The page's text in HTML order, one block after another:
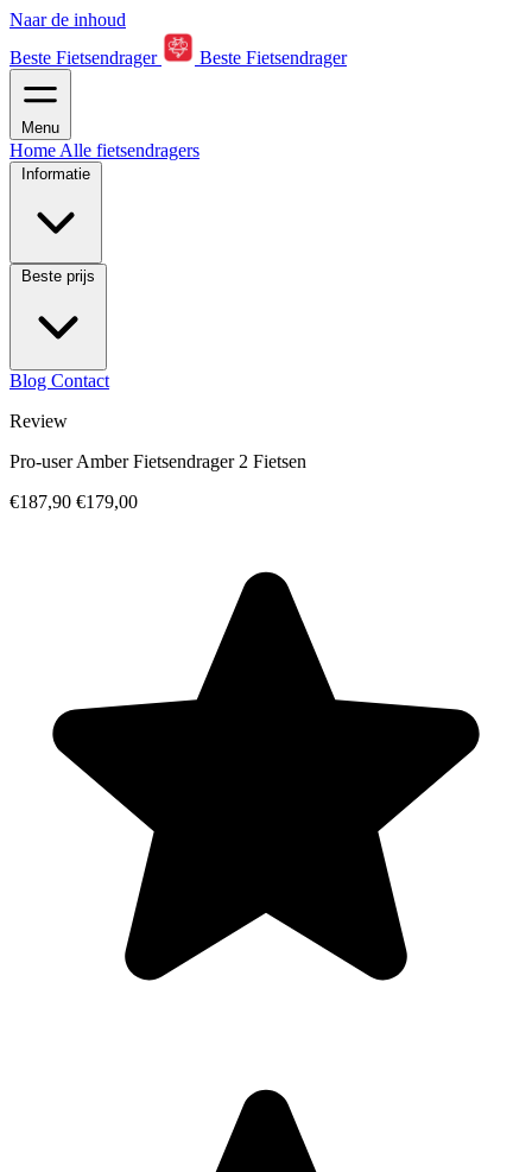
Naar de inhoud
Beste Fietsendrager
Beste Fietsendrager
Menu
Home Alle fietsendragers
Informatie
Beste prijs
Blog Contact
Review
Pro-user Amber Fietsendrager 2 Fietsen
€187,90 €179,00